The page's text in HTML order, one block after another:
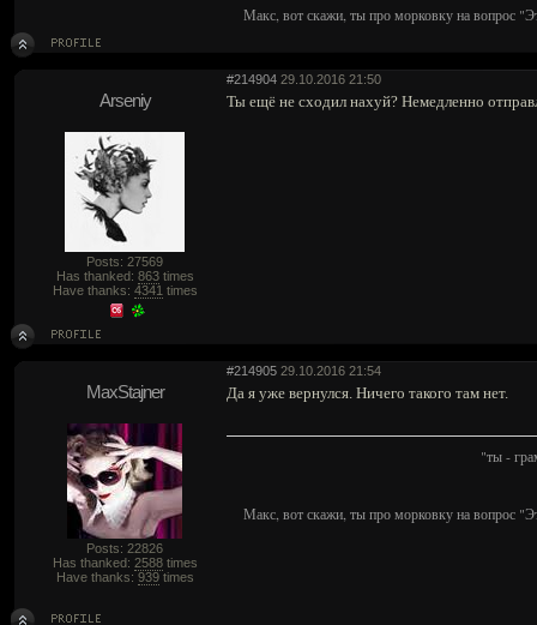
Макс, вот скажи, ты про морковку на вопрос
#214904 29.10.2016 21:50
Arseniy
Posts: 27569
Has thanked: 863times
Have thanks: 4341 times
Ты ещё не сходил нахуй? Немедленно
#214905 29.10.2016 21:54
MaxStajner
Posts: 22826
Has thanked: 2588times
Have thanks: 939times
Да я уже вернулся. Ничего такого там нет.
"ты -
Макс, вот скажи, ты про морковку на вопрос